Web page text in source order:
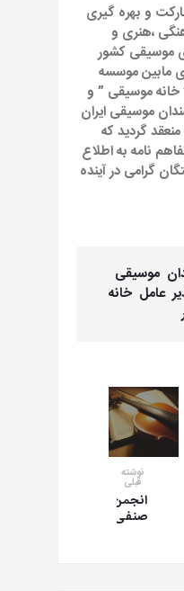
و بهره گیری
،هنری و
موسیقی کشور
مابین موسسه
موسیقی ” و
موسیقی ایران
درتاریخ ۱۳۹۷/۱۱/۱ منعقد گردید که
نامه به اطلاع
گرامی در آینده
موسیقی
عامل خانه
نوشته
قبلی
انجمن
صنفی